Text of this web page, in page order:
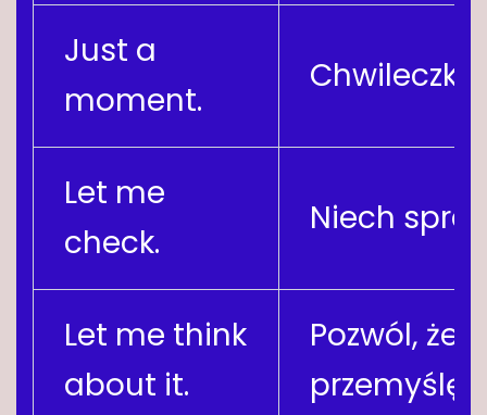
Just a
moment.
Chwileczkę.
Let me
check.
Niech
Let me think
about it.
Pozwól, że
przemyślę.